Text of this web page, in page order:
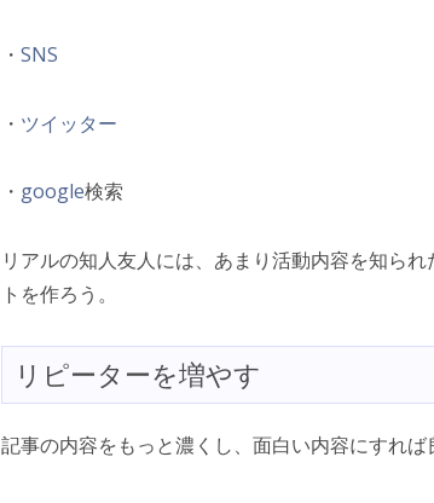
・ SNS
・ ツイッター
・ google検索
リアルの知人友人には、あまり活動内容を知ら
トを作ろう。
リピーターを増やす
記事の内容をもっと濃くし、面白い内容にすれば